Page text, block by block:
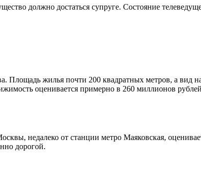
должно достаться супруге. Состояние
Площадь жилья почти 200 квадратных метров, а вид
оценивается примерно в 260 миллионов
недалеко от станции метро Маяковская,
дорогой.